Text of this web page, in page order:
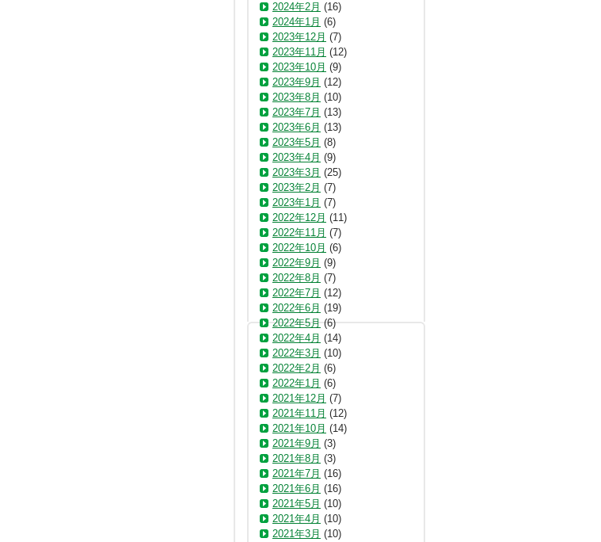
2024年2月 (16)
2024年1月 (6)
2023年12月 (7)
2023年11月 (12)
2023年10月 (9)
2023年9月 (12)
2023年8月 (10)
2023年7月 (13)
2023年6月 (13)
2023年5月 (8)
2023年4月 (9)
2023年3月 (25)
2023年2月 (7)
2023年1月 (7)
2022年12月 (11)
2022年11月 (7)
2022年10月 (6)
2022年9月 (9)
2022年8月 (7)
2022年7月 (12)
2022年6月 (19)
2022年5月 (6)
2022年4月 (14)
2022年3月 (10)
2022年2月 (6)
2022年1月 (6)
2021年12月 (7)
2021年11月 (12)
2021年10月 (14)
2021年9月 (3)
2021年8月 (3)
2021年7月 (16)
2021年6月 (16)
2021年5月 (10)
2021年4月 (10)
2021年3月 (10)